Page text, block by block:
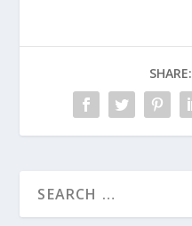
SHARE: